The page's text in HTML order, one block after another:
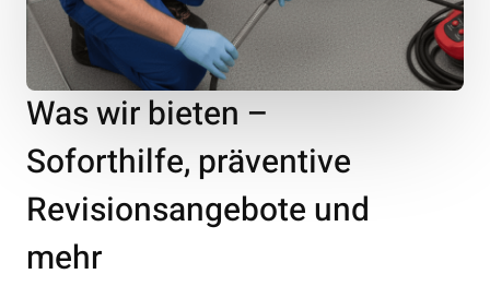
Was wir bieten –
Soforthilfe, präventive
Revisionsangebote und
mehr